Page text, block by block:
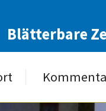
Blätterbare